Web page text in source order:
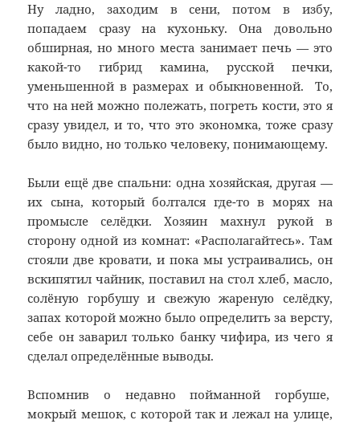
Ну ладно, заходим в сени, потом в избу,
попадаем сразу на кухоньку. Она довольно
обширная, но много места занимает печь — это
какой-то гибрид камина, русской печки,
уменьшенной в размерах и обыкновенной. То,
что на ней можно полежать, погреть кости, это я
сразу увидел, и то, что это экономка, тоже сразу
было видно, но только человеку, понимающему.
Были ещё две спальни: одна хозяйская, другая —
их сына, который болтался где-то в морях на
промысле селёдки. Хозяин махнул рукой в
сторону одной из комнат: «Располагайтесь». Там
стояли две кровати, и пока мы устраивались, он
вскипятил чайник, поставил на стол хлеб, масло,
солёную горбушу и свежую жареную селёдку,
запах которой можно было определить за версту,
себе он заварил только банку чифира, из чего я
сделал определённые выводы.
Вспомнив о недавно пойманной горбуше,
мокрый мешок, с которой так и лежал на улице,